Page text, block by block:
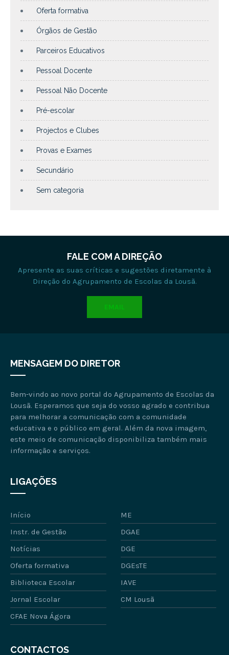
Oferta formativa
Órgãos de Gestão
Parceiros Educativos
Pessoal Docente
Pessoal Não Docente
Pré-escolar
Projectos e Clubes
Provas e Exames
Secundário
Sem categoria
FALE COM A DIREÇÃO
Apresente as suas críticas e sugestões diretamente à
Direção do Agrupamento de Escolas da Lousã.
EMAIL
MENSAGEM DO DIRETOR
Bem-vindo ao novo portal do Agrupamento de Escolas da
Lousã. Esperamos que seja do vosso agrado e contribua
para melhorar a comunicação com a comunidade
educativa e o público em geral. Além da nova imagem,
este meio de comunicação disponibiliza também mais
informação e serviços.
LIGAÇÕES
Início
ME
Instr. de Gestão
DGAE
Notícias
DGE
Oferta formativa
DGEsTE
Biblioteca Escolar
IAVE
Jornal Escolar
CM Lousã
CFAE Nova Ágora
CONTACTOS